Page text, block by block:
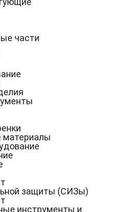
части
материалы
защиты (СИЗы)
инструменты и